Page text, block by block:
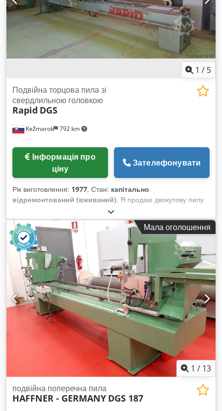
1 / 5
Kežmarok 792 km
Подвійна торцова пила зі
свердлильною головкою
Rapid DGS
ціну
Зателефонувати
Рік виготовлення: 1977, Стан: капітально
відремонтований (вживаний), Я продаю двокутову пилу
Rapid DGS, рік випуску 1977. Поворотні головки.
Свердлильні головки з обох боків спереду включені. Дуже
хороший стан. Доступна відразу. Dedpfxsd N Rb De
Apmeck
Мала оголошення
1 / 13
подвійна поперечна пила
HAFFNER - GERMANY DGS 187